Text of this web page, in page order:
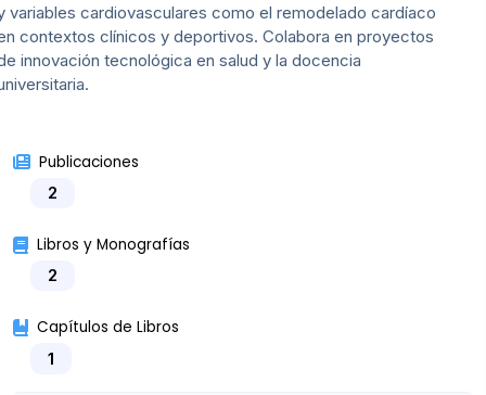
variables cardiovasculares como el remodelado cardíaco
contextos clínicos y deportivos. Colabora en proyectos
innovación tecnológica en salud y la docencia
Publicaciones
2
Libros y Monografías
2
Capítulos de Libros
1